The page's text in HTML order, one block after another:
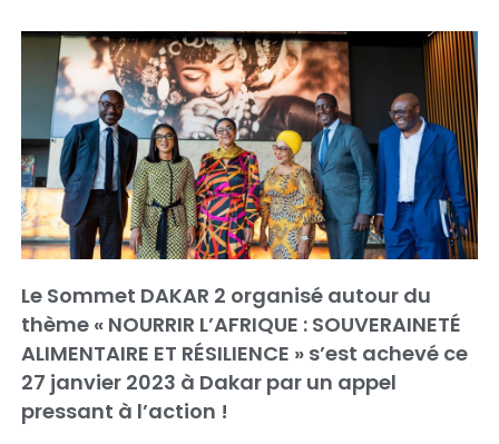
Le Sommet DAKAR 2 organisé autour du
thème « NOURRIR L’AFRIQUE : SOUVERAINETÉ
ALIMENTAIRE ET RÉSILIENCE » s’est achevé ce
27 janvier 2023 à Dakar par un appel
pressant à l’action !